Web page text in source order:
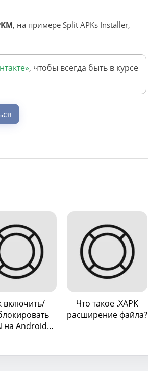
, на примере Split APKs Installer,
, чтобы всегда быть в курсе
включить/
на Android
Что такое .XAPK
расширение файла?